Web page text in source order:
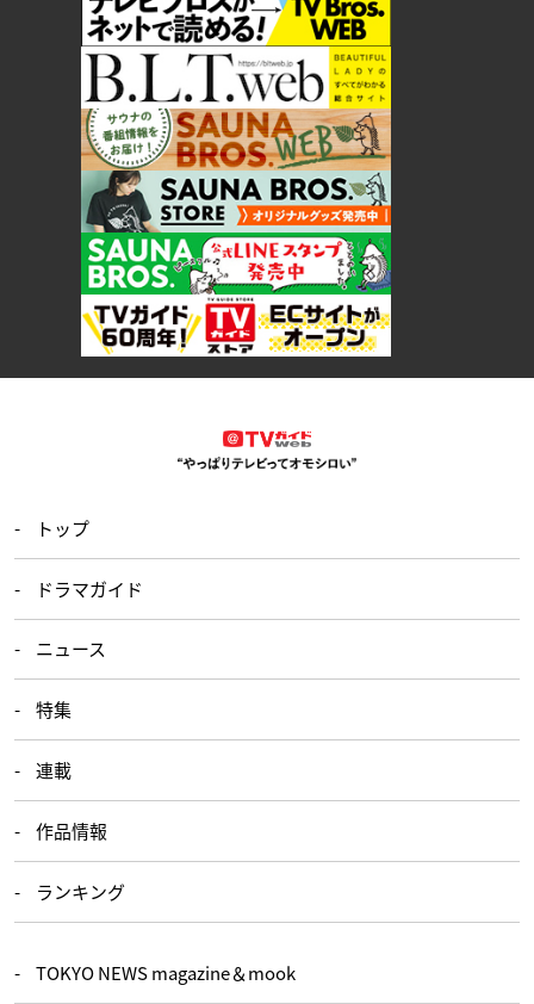
トップ
ドラマガイド
ニュース
特集
連載
作品情報
ランキング
TOKYO NEWS magazine＆mook